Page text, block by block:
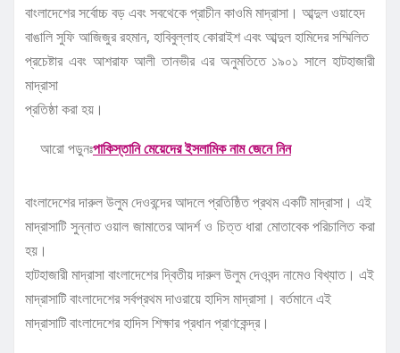
বাংলাদেশের সর্বোচ্চ বড় এবং সবথেকে প্রাচীন কাওমি মাদ্রাসা। আব্দুল ওয়াহেদ
বাঙালি সুফি আজিজুর রহমান, হাবিবুল্লাহ কোরাইশ এবং আব্দুল হামিদের সম্মিলিত
প্রচেষ্টার এবং আশরাফ আলী তানভীর এর অনুমতিতে ১৯০১ সালে হাটহাজারী
মাদ্রাসা
প্রতিষ্ঠা করা হয়।
আরো পড়ুনঃপাকিস্তানি মেয়েদের ইসলামিক নাম জেনে নিন
বাংলাদেশের দারুল উলুম দেওবন্দের আদলে প্রতিষ্ঠিত প্রথম একটি মাদ্রাসা। এই
মাদ্রাসাটি সুন্নাত ওয়াল জামাতের আদর্শ ও চিত্ত ধারা মোতাবেক পরিচালিত করা
হয়।
হাটহাজারী মাদ্রাসা বাংলাদেশের দ্বিতীয় দারুল উলুম দেওবন্দ নামেও বিখ্যাত। এই
মাদ্রাসাটি বাংলাদেশের সর্বপ্রথম দাওরায়ে হাদিস মাদ্রাসা। বর্তমানে এই
মাদ্রাসাটি বাংলাদেশের হাদিস শিক্ষার প্রধান প্রাণকেন্দ্র।